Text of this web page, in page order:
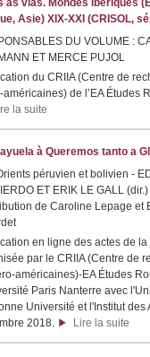
Asie) XIX-XXI (CRISOL,
DU VOLUME :
ET MERCE PUJOL
du CRIIA (Centre de
américaines) de l’EA Études
la suite
à Queremos tanto a
péruvien et bolivien -
ET ERIK LE GALL
de Caroline Lepage et
en ligne des actes de la
par le CRIIA (Centre de
américaines)-EA Études
Paris Nanterre avec
Université et l'Institut des
2018.
Lire la suite